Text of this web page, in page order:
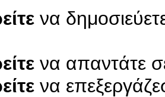
να
να απαντάτε
να